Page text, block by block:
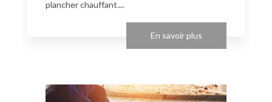
plancher chauffant....
En savoir plus